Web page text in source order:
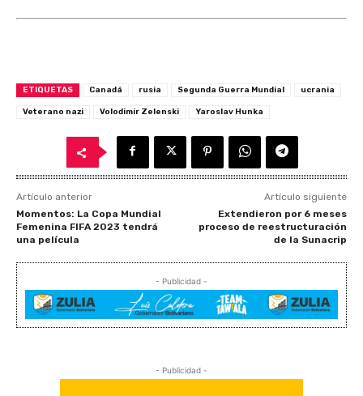
ETIQUETAS Canadá rusia Segunda Guerra Mundial ucrania
Veterano nazi Volodimir Zelenski Yaroslav Hunka
Artículo anterior
Momentos: La Copa Mundial
Femenina FIFA 2023 tendrá
una película
Artículo siguiente
Extendieron por 6 meses
proceso de reestructuración
de la Sunacrip
- Publicidad -
- Publicidad -